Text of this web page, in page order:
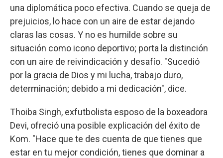
una diplomática poco efectiva. Cuando se queja de
prejuicios, lo hace con un aire de estar dejando
claras las cosas. Y no es humilde sobre su
situación como icono deportivo; porta la distinción
con un aire de reivindicación y desafío. "Sucedió
por la gracia de Dios y mi lucha, trabajo duro,
determinación; debido a mi dedicación", dice.
Thoiba Singh, exfutbolista esposo de la boxeadora
Devi, ofreció una posible explicación del éxito de
Kom. "Hace que te des cuenta de que tienes que
estar en tu mejor condición, tienes que dominar a